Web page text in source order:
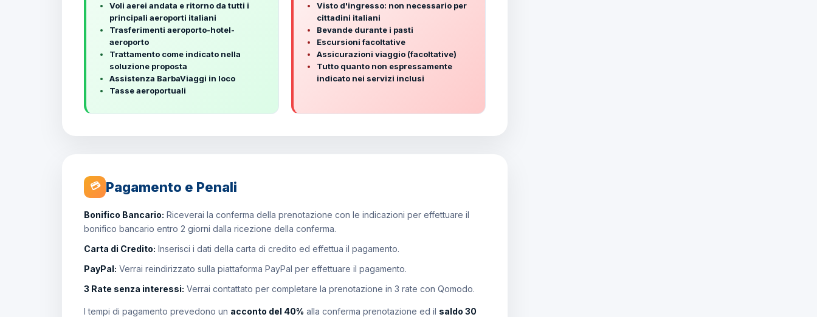
Voli aerei andata e ritorno da tutti i
principali aeroporti italiani
Trasferimenti aeroporto-hotel-
aeroporto
Trattamento come indicato nella
soluzione proposta
Assistenza BarbaViaggi in loco
Tasse aeroportuali
Visto d'ingresso: non necessario per
cittadini italiani
Bevande durante i pasti
Escursioni facoltative
Assicurazioni viaggio (facoltative)
Tutto quanto non espressamente
indicato nei servizi inclusi
💳 Pagamento e Penali
Bonifico Bancario: Riceverai la conferma della prenotazione con le indicazioni per effettuare il
bonifico bancario entro 2 giorni dalla ricezione della conferma.
Carta di Credito: Inserisci i dati della carta di credito ed effettua il pagamento.
PayPal: Verrai reindirizzato sulla piattaforma PayPal per effettuare il pagamento.
3 Rate senza interessi: Verrai contattato per completare la prenotazione in 3 rate con Qomodo.
I tempi di pagamento prevedono un acconto del 40% alla conferma prenotazione ed il saldo 30